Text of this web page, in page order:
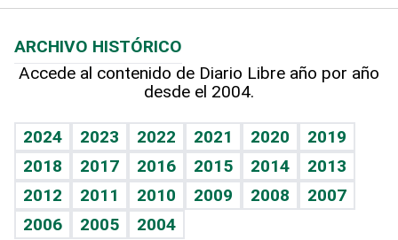
Hablando con el pediatra
Vida y familia
Eñe
Celebrando la vida
Sin complejos
TBT Deportivo
Más firmas
Hecho en casa
Guía del dinero
Cumpleaños
Horóscopos
Crucigramas
ARCHIVO HISTÓRICO
Accede al contenido de Diario Libre año por año
desde el 2004.
2024 2023 2022 2021 2020
2019
2018
2017 2016 2015 2014
2013
2012
2011 2010 2009 2008
2007
2006
2005 2004